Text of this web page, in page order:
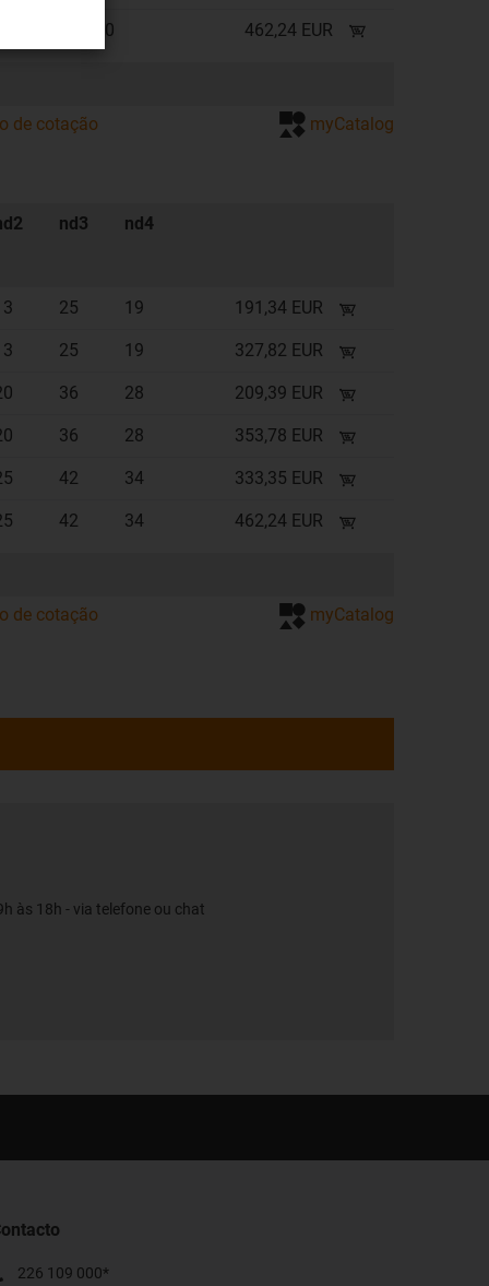
200 462,24 EUR
de cotação myCatalog
nd3 nd4
25 19 191,34 EUR
25 19 327,82 EUR
36 28 209,39 EUR
36 28 353,78 EUR
42 34 333,35 EUR
42 34 462,24 EUR
de cotação myCatalog
às 18h - via telefone ou chat
226 109 000*